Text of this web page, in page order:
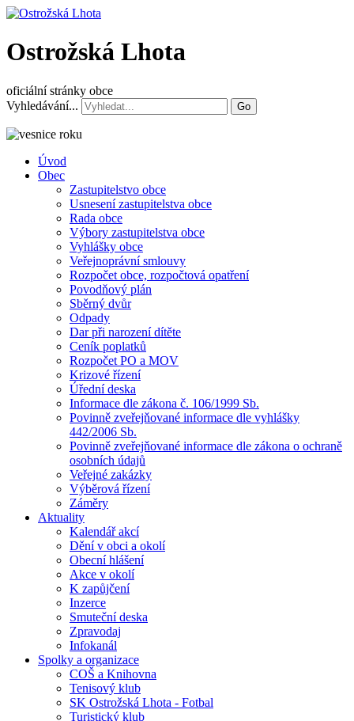
Ostrožská Lhota
oficiální stránky obce
Vyhledávání...
Go
Úvod
Obec
Zastupitelstvo obce
Usnesení zastupitelstva obce
Rada obce
Výbory zastupitelstva obce
Vyhlášky obce
Veřejnoprávní smlouvy
Rozpočet obce, rozpočtová opatření
Povodňový plán
Sběrný dvůr
Odpady
Dar při narození dítěte
Ceník poplatků
Rozpočet PO a MOV
Krizové řízení
Úřední deska
Informace dle zákona č. 106/1999 Sb.
Povinně zveřejňované informace dle vyhlášky
442/2006 Sb.
Povinně zveřejňované informace dle zákona o ochraně
osobních údajů
Veřejné zakázky
Výběrová řízení
Záměry
Aktuality
Kalendář akcí
Dění v obci a okolí
Obecní hlášení
Akce v okolí
K zapůjčení
Inzerce
Smuteční deska
Zpravodaj
Infokanál
Spolky a organizace
COŠ a Knihovna
Tenisový klub
SK Ostrožská Lhota - Fotbal
Turistický klub